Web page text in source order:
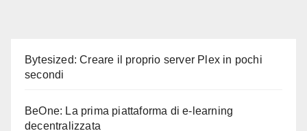
Bytesized: Creare il proprio server Plex in pochi
secondi
BeOne: La prima piattaforma di e-learning
decentralizzata